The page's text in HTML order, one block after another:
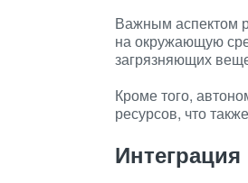
Важным аспектом
на окружающую
загрязняющих
Кроме того,
ресурсов, что